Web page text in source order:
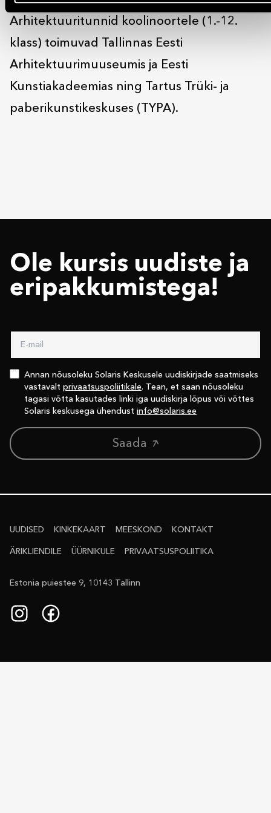
Arhitektuuritunnid koolinoortele (1.-12.
klass) toimuvad Tallinnas Eesti
Arhitektuurimuuseumis ja Eesti
Kunstiakadeemias ning Tartus Trüki- ja
paberikunstikeskuses (TYPA).
Ole kursis uudiste ja
eri­pakkumistega!
Annan nõusoleku Solaris Keskusele uudiskirjade saatmiseks
vastavalt privaatsuspoliitikale. Tean, et saan nõusoleku
tagasi võtta kasutades linki iga uudiskirja lõpus või võttes
Solaris keskusega ühendust info@solaris.ee
Saada
UUDISED KINKEKAART MEESKOND KONTAKT
ÄRIKLIENDILE ÜÜRNIKULE PRIVAATSUS­POLIITIKA
Estonia puiestee 9, 10143 Tallinn